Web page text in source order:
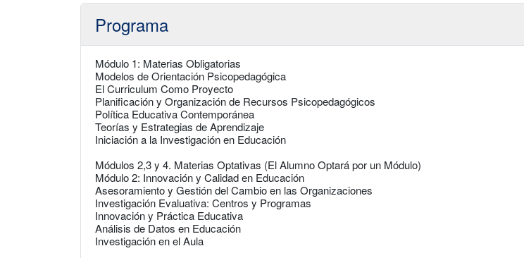
Programa
Módulo 1: Materias Obligatorias
Modelos de Orientación Psicopedagógica
El Curriculum Como Proyecto
Planificación y Organización de Recursos Psicopedagógicos
Política Educativa Contemporánea
Teorías y Estrategias de Aprendizaje
Iniciación a la Investigación en Educación
Módulos 2,3 y 4. Materias Optativas (El Alumno Optará por un Módulo)
Módulo 2: Innovación y Calidad en Educación
Asesoramiento y Gestión del Cambio en las Organizaciones
Investigación Evaluativa: Centros y Programas
Innovación y Práctica Educativa
Análisis de Datos en Educación
Investigación en el Aula